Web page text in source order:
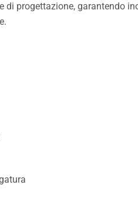
di progettazione, garantendo